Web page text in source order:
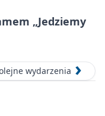
„Jedziemy
wydarzenia